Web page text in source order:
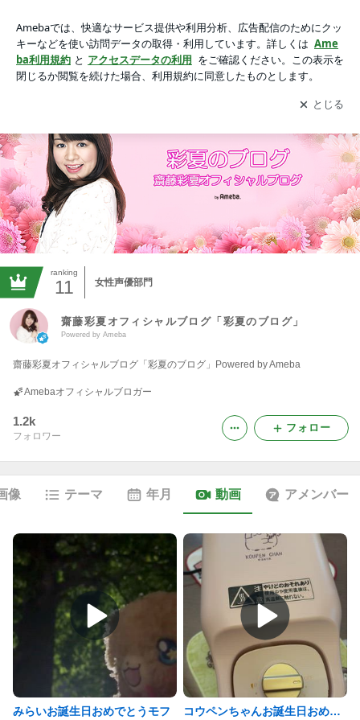
ered by Ameba
アプリをダウンロードして ブログの更新通知
を受け取りまし
ょう。
開く
ranking
11 女性声優部門
齋藤彩夏オフィシャルブログ「彩夏のブログ」
Powered by Ameba
齋藤彩夏オフィシャルブログ「彩夏のブログ」Powered by Ameba
Amebaオフィシャルブロガー
1.2k
フォロワー
フォロー
像 テーマ 年月 動画 アメンバー
みらいお誕生日おめでとうモフ コウペンちゃんお誕生日おめでとう！